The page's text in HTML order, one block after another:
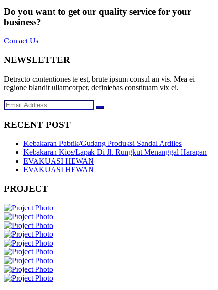
Do you want to get our quality service for your
business?
Contact Us
NEWSLETTER
Detracto contentiones te est, brute ipsum consul an vis. Mea ei
regione blandit ullamcorper, definiebas constituam vix ei.
RECENT POST
Kebakaran Pabrik/Gudang Produksi Sandal Ardiles
Kebakaran Kios/Lapak Di Jl. Rungkut Menanggal Harapan
EVAKUASI HEWAN
EVAKUASI HEWAN
PROJECT